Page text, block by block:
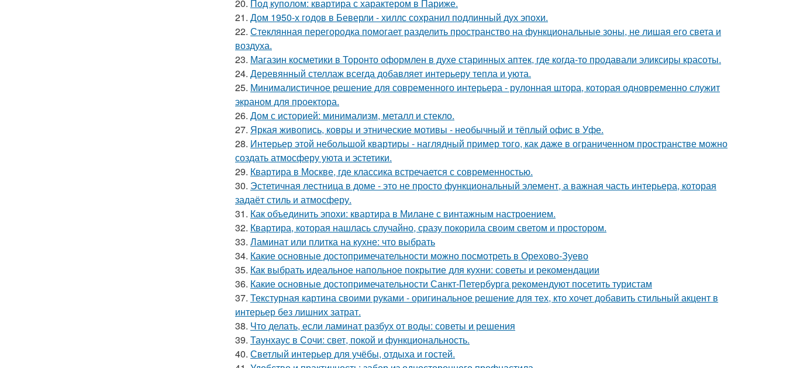
20. Под куполом: квартира с характером в Париже.
21. Дом 1950-х годов в Беверли - хиллс сохранил подлинный дух эпохи.
22. Стеклянная перегородка помогает разделить пространство на функциональные зоны, не лишая его света и
воздуха.
23. Магазин косметики в Торонто оформлен в духе старинных аптек, где когда-то продавали эликсиры красоты.
24. Деревянный стеллаж всегда добавляет интерьеру тепла и уюта.
25. Минималистичное решение для современного интерьера - рулонная штора, которая одновременно служит
экраном для проектора.
26. Дом с историей: минимализм, металл и стекло.
27. Яркая живопись, ковры и этнические мотивы - необычный и тёплый офис в Уфе.
28. Интерьер этой небольшой квартиры - наглядный пример того, как даже в ограниченном пространстве можно
создать атмосферу уюта и эстетики.
29. Квартира в Москве, где классика встречается с современностью.
30. Эстетичная лестница в доме - это не просто функциональный элемент, а важная часть интерьера, которая
задаёт стиль и атмосферу.
31. Как объединить эпохи: квартира в Милане с винтажным настроением.
32. Квартира, которая нашлась случайно, сразу покорила своим светом и простором.
33. Ламинат или плитка на кухне: что выбрать
34. Какие основные достопримечательности можно посмотреть в Орехово-Зуево
35. Как выбрать идеальное напольное покрытие для кухни: советы и рекомендации
36. Какие основные достопримечательности Санкт-Петербурга рекомендуют посетить туристам
37. Текстурная картина своими руками - оригинальное решение для тех, кто хочет добавить стильный акцент в
интерьер без лишних затрат.
38. Что делать, если ламинат разбух от воды: советы и решения
39. Таунхаус в Сочи: свет, покой и функциональность.
40. Светлый интерьер для учёбы, отдыха и гостей.